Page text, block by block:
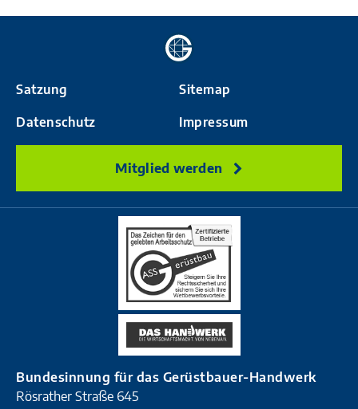
Zur
Startseite
Satzung Sitemap
Datenschutz Impressum
Mitglied werden
Bundesinnung für das Gerüstbauer-Handwerk
Rösrather Straße 645